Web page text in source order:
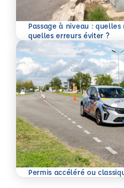
Passage à niveau :
quelles erreurs éviter ?
En savoir plus
Permis accéléré ou
En savoir plus